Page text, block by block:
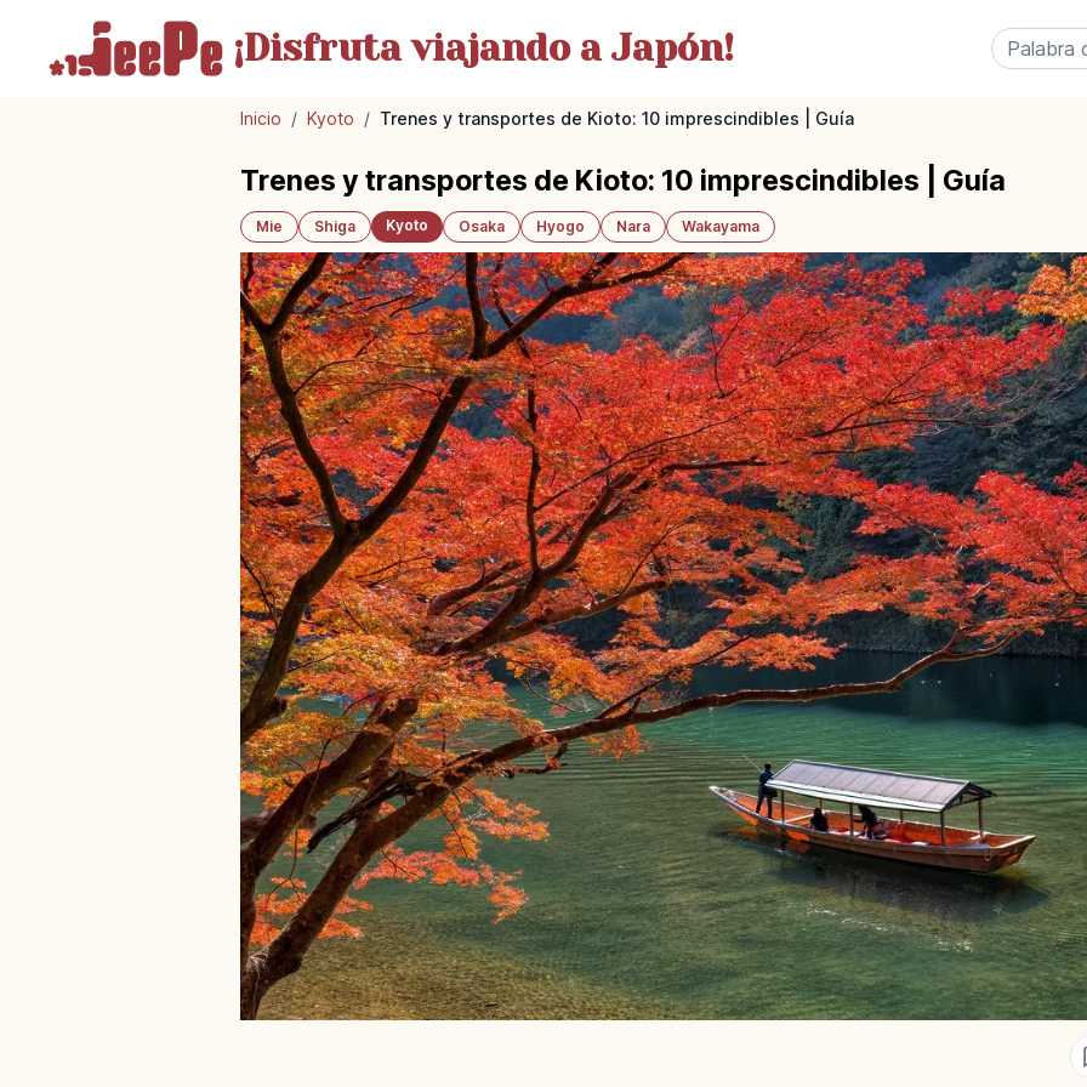
¡Disfrutaviajando a Japón!
Inicio / Kyoto / Trenes y transportes de Kioto: 10 imprescindibles | Guía
Trenes y transportes de Kioto: 10 imprescindibles | Guía
Mie Shiga Kyoto Osaka Hyogo Nara Wakayama